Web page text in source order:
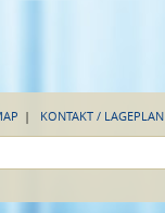
KONTAKT / LAGEPLAN